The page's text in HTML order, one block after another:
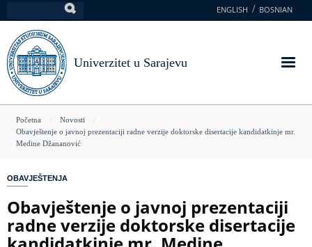
na
glavni
sadržaj
ENGLISH BOSNIAN
Univerzitet u Sarajevu
You
are
Početna
Novosti
Obavještenje o javnoj prezentaciji radne verzije doktorske disertacije kandidatkinje mr.
Medine Džananović
OBAVJEŠTENJA
Obavještenje o javnoj prezentaciji
radne verzije doktorske disertacije